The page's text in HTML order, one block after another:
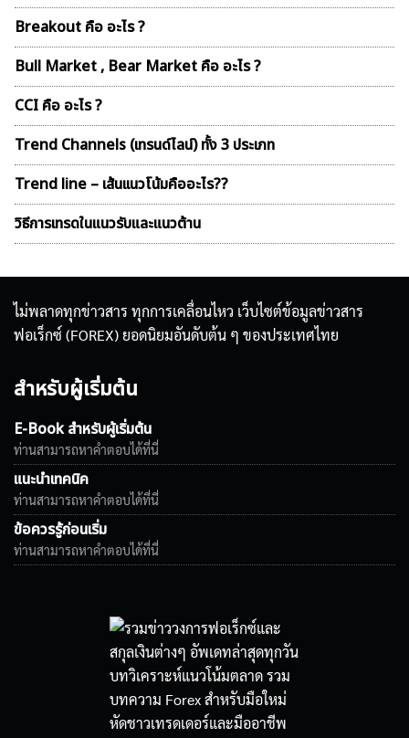
Breakout คือ อะไร ?
Bull Market , Bear Market คือ อะไร ?
CCI คือ อะไร ?
Trend Channels (เทรนด์ไลน์) ทั้ง 3 ประเภท
Trend line – เส้นเเนวโน้มคืออะไร??
วิธีการเทรดในแนวรับและแนวต้าน
ไม่พลาดทุกข่าวสาร ทุกการเคลื่อนไหว เว็บไซต์ข้อมูลข่าวสาร
ฟอเร็กซ์ (FOREX) ยอดนิยมอันดับต้น ๆ ของประเทศไทย
สำหรับผู้เริ่มต้น
E-Book สำหรับผู้เริ่มต้น
ท่านสามารถหาคำตอบได้ที่นี่
แนะนำเทคนิค
ท่านสามารถหาคำตอบได้ที่นี่
ข้อควรรู้ก่อนเริ่ม
ท่านสามารถหาคำตอบได้ที่นี่